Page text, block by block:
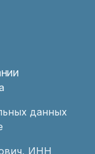
данных
ИНН